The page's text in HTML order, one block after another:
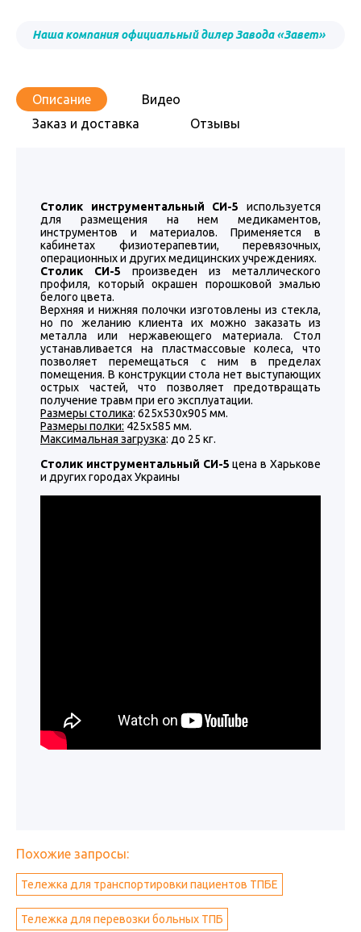
Наша компания официальный дилер Завода «Завет»
Описание
Видео
Заказ и доставка
Отзывы
Столик инструментальный СИ-5 используется
для размещения на нем медикаментов,
инструментов и материалов. Применяется в
кабинетах физиотерапевтии, перевязочных,
операционных и других медицинских учреждениях.
Столик СИ-5 произведен из металлического
профиля, который окрашен порошковой эмалью
белого цвета.
Верхняя и нижняя полочки изготовлены из стекла,
но по желанию клиента их можно заказать из
металла или нержавеющего материала. Стол
устанавливается на пластмассовые колеса, что
позволяет перемещаться с ним в пределах
помещения. В конструкции стола нет выступающих
острых частей, что позволяет предотвращать
получение травм при его эксплуатации.
Размеры столика: 625х530х905 мм.
Размеры полки: 425х585 мм.
Максимальная загрузка: до 25 кг.
Столик инструментальный СИ-5цена в Харькове
и других городах Украины
Похожие запросы:
Тележка для транспортировки пациентов ТПБЕ
Тележка для перевозки больных ТПБ